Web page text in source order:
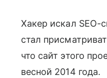
Хакер искал SEO-
стал
что сайт этого
весной 2014 года.